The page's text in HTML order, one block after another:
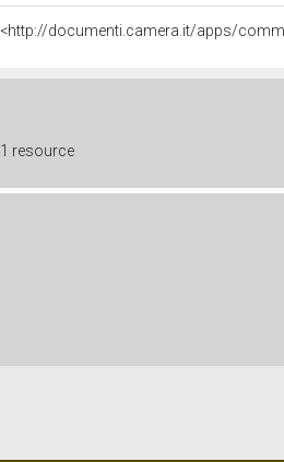
1 resource